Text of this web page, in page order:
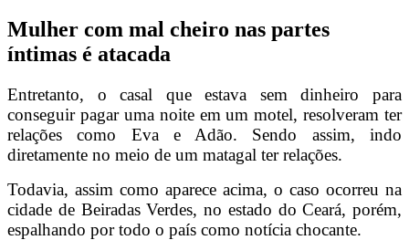
Mulher com mal cheiro nas partes
íntimas é atacada
Entretanto, o casal que estava sem dinheiro para
conseguir pagar uma noite em um motel, resolveram ter
relações como Eva e Adão. Sendo assim, indo
diretamente no meio de um matagal ter relações.
Todavia, assim como aparece acima, o caso ocorreu na
cidade de Beiradas Verdes, no estado do Ceará, porém,
espalhando por todo o país como notícia chocante.